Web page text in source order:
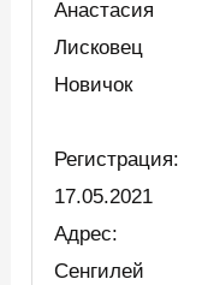
Анастасия
Лисковец
Новичок
Регистрация:
17.05.2021
Адрес:
Сенгилей